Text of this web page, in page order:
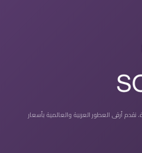
أرقى العطور العربية والعالمية بأسعار